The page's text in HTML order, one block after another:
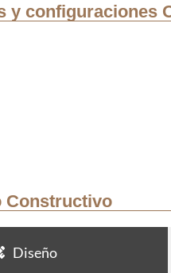
y configuraciones
Constructivo
Diseño